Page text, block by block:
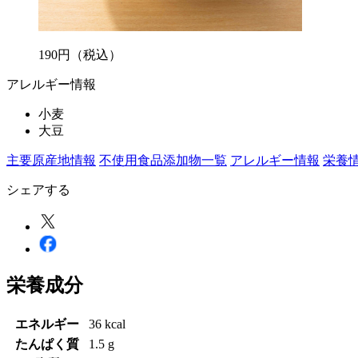
190円 （税込）
アレルギー情報
小麦
大豆
主要原産地情報 不使用食品添加物一覧 アレルギー情報 栄養
シェアする
栄養成分
エネルギー
36 kcal
たんぱく質
1.5 g